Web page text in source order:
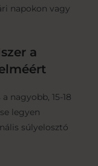
napokon vagy
a
nagyobb, 15-18
legyen
súlyelosztó